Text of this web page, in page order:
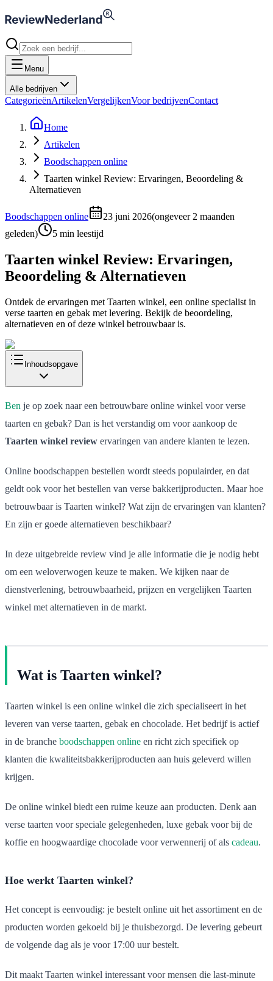
Menu
Alle bedrijven
CategorieënArtikelenVergelijkenVoor bedrijvenContact
Home
Artikelen
Boodschappen online
Taarten winkel Review: Ervaringen, Beoordeling &
Alternatieven
Boodschappen online 23 juni 2026(ongeveer 2 maanden
geleden) 5 min leestijd
Taarten winkel Review: Ervaringen,
Beoordeling & Alternatieven
Ontdek de ervaringen met Taarten winkel, een online specialist in
verse taarten en gebak met levering. Bekijk de beoordeling,
alternatieven en of deze winkel betrouwbaar is.
Inhoudsopgave
Ben je op zoek naar een betrouwbare online winkel voor verse
taarten en gebak? Dan is het verstandig om voor aankoop de
Taarten winkel review ervaringen van andere klanten te lezen.
Online boodschappen bestellen wordt steeds populairder, en dat
geldt ook voor het bestellen van verse bakkerijproducten. Maar hoe
betrouwbaar is Taarten winkel? Wat zijn de ervaringen van klanten?
En zijn er goede alternatieven beschikbaar?
In deze uitgebreide review vind je alle informatie die je nodig hebt
om een weloverwogen keuze te maken. We kijken naar de
dienstverlening, betrouwbaarheid, prijzen en vergelijken Taarten
winkel met alternatieven in de markt.
Wat is Taarten winkel?
Taarten winkel is een online winkel die zich specialiseert in het
leveren van verse taarten, gebak en chocolade. Het bedrijf is actief
in de branche boodschappen online en richt zich specifiek op
klanten die kwaliteitsbakkerijproducten aan huis geleverd willen
krijgen.
De online winkel biedt een ruime keuze aan producten. Denk aan
verse taarten voor speciale gelegenheden, luxe gebak voor bij de
koffie en hoogwaardige chocolade voor verwennerij of als cadeau.
Hoe werkt Taarten winkel?
Het concept is eenvoudig: je bestelt online uit het assortiment en de
producten worden gekoeld bij je thuisbezorgd. De levering gebeurt
de volgende dag als je voor 17:00 uur bestelt.
Dit maakt Taarten winkel interessant voor mensen die last-minute